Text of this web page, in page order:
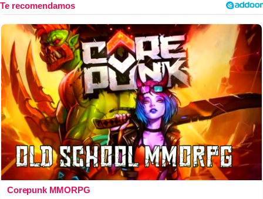
Corepunk MMORPG